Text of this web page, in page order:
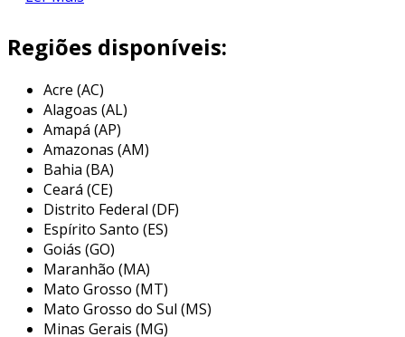
portanto, não apenas identifica que o produto
foi galvanizado, mas também serve como um
indicativo de conformidade com normas
técnicas e padrões de qualidade.
além de proteger e certificar, o selo
galvanizado pode oferecer informações
adicionais sobre o produto, como a data de
fabricação e os parâmetros do processo de
galvanização. esta transparência é crucial em
indústrias onde a qualidade e a segurança dos
materiais são de extrema importância, como na
construção civil, no setor automotivo e na
fabricação de eletrodomésticos.
Regiões disponíveis:
Acre (AC)
Alagoas (AL)
Amapá (AP)
Amazonas (AM)
Bahia (BA)
Ceará (CE)
Distrito Federal (DF)
Espírito Santo (ES)
Goiás (GO)
Maranhão (MA)
Mato Grosso (MT)
Mato Grosso do Sul (MS)
Minas Gerais (MG)